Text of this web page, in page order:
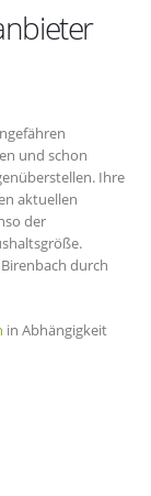
und schon
Ihre
aktuellen
der
durch
in Abhängigkeit